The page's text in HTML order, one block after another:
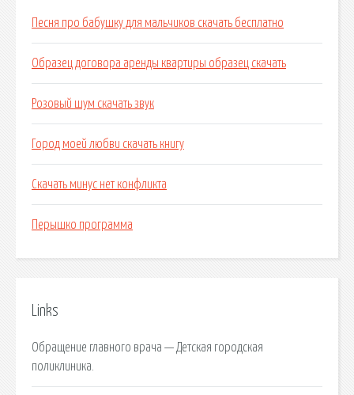
Песня про бабушку для мальчиков скачать бесплатно
Образец договора аренды квартиры образец скачать
Розовый шум скачать звук
Город моей любви скачать книгу
Скачать минус нет конфликта
Перышко программа
Links
Обращение главного врача — Детская городская
поликлиника.